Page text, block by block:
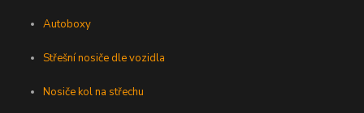
Autoboxy
Střešní nosiče dle vozidla
Nosiče kol na střechu